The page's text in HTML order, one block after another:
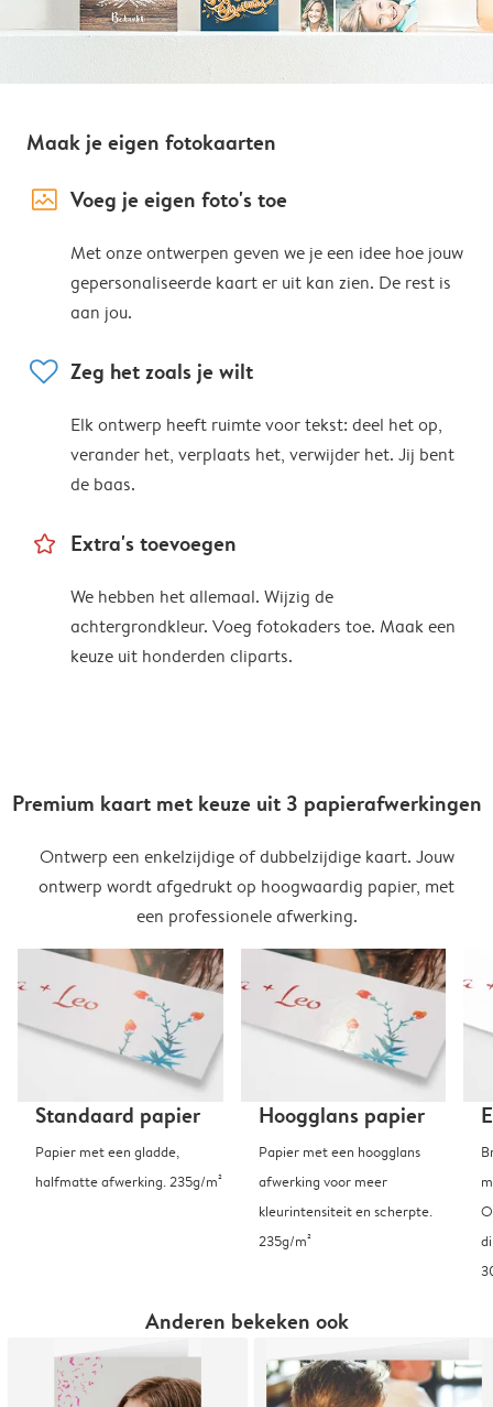
Maak je eigen fotokaarten
image_placeholder Voeg je eigen foto's toe
Met onze ontwerpen geven we je een idee hoe jouw
gepersonaliseerde kaart er uit kan zien. De rest is
aan jou.
heart Zeg het zoals je wilt
Elk ontwerp heeft ruimte voor tekst: deel het op,
verander het, verplaats het, verwijder het. Jij bent
de baas.
star_outline Extra's toevoegen
We hebben het allemaal. Wijzig de
achtergrondkleur. Voeg fotokaders toe. Maak een
keuze uit honderden cliparts.
Premium kaart met keuze uit 3 papierafwerkingen
Ontwerp een enkelzijdige of dubbelzijdige kaart. Jouw
ontwerp wordt afgedrukt op hoogwaardig papier, met
een professionele afwerking.
Standaard papier
Papier met een gladde,
halfmatte afwerking. 235g/m²
Hoogglans papier
Papier met een hoogglans
afwerking voor meer
kleurintensiteit en scherpte.
235g/m²
Anderen bekeken ook